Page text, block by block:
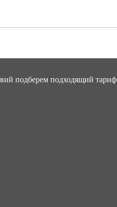
подберем подходящий тариф